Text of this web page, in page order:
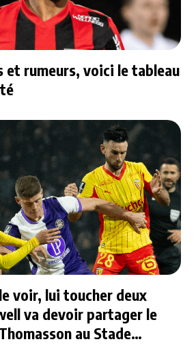
rumeurs, voici le tableau
voir, lui toucher deux
va devoir partager le
au Stade